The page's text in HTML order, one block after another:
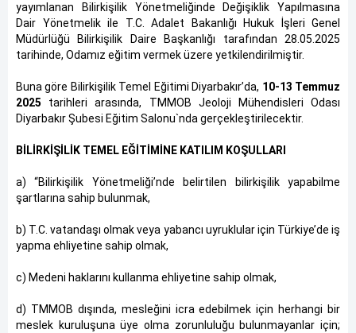
yayımlanan Bilirkişilik Yönetmeliğinde Değişiklik Yapılmasına
Dair Yönetmelik ile T.C. Adalet Bakanlığı Hukuk İşleri Genel
Müdürlüğü Bilirkişilik Daire Başkanlığı tarafından 28.05.2025
tarihinde, Odamız eğitim vermek üzere yetkilendirilmiştir.
Buna göre Bilirkişilik Temel Eğitimi Diyarbakır’da, 10-13 Temmuz
2025 tarihleri arasında, TMMOB Jeoloji Mühendisleri Odası
Diyarbakır Şubesi Eğitim Salonu`nda gerçekleştirilecektir.
BİLİRKİŞİLİK TEMEL EĞİTİMİNE KATILIM KOŞULLARI
a) “Bilirkişilik Yönetmeliği’nde belirtilen bilirkişilik yapabilme
şartlarına sahip bulunmak,
b) T.C. vatandaşı olmak veya yabancı uyruklular için Türkiye’de iş
yapma ehliyetine sahip olmak,
c) Medeni haklarını kullanma ehliyetine sahip olmak,
d) TMMOB dışında, mesleğini icra edebilmek için herhangi bir
meslek kuruluşuna üye olma zorunluluğu bulunmayanlar için;